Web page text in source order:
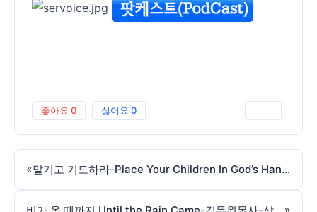
좋아요 0 싫어요 0
« 맡기고 기도하라-Place Your Children In God’s Hands And Pray-김동원목사-삼상2:19-260503